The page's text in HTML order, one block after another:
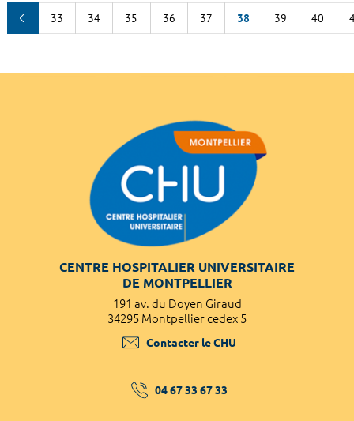
33 34 35 36 37 38 39 40
CENTRE HOSPITALIER UNIVERSITAIRE
DE MONTPELLIER
191 av. du Doyen Giraud
34295 Montpellier cedex 5
Contacter le CHU
04 67 33 67 33